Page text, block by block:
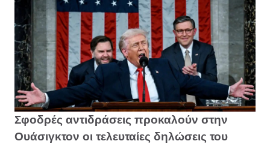
Σφοδρές αντιδράσεις προκαλούν στην
Ουάσιγκτον οι τελευταίες δηλώσεις του